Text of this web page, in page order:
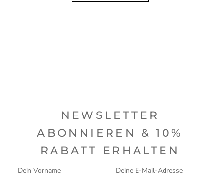
NEWSLETTER
ABONNIEREN & 10%
RABATT ERHALTEN